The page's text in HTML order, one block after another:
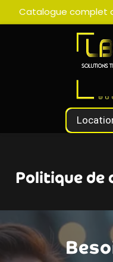
Politique de